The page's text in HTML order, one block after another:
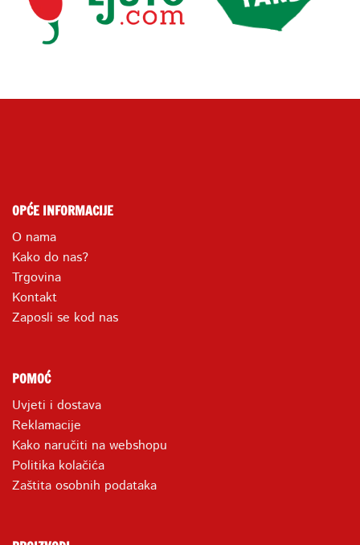
OPĆE INFORMACIJE
O nama
Kako do nas?
Trgovina
Kontakt
Zaposli se kod nas
POMOĆ
Uvjeti i dostava
Reklamacije
Kako naručiti na webshopu
Politika kolačića
Zaštita osobnih podataka